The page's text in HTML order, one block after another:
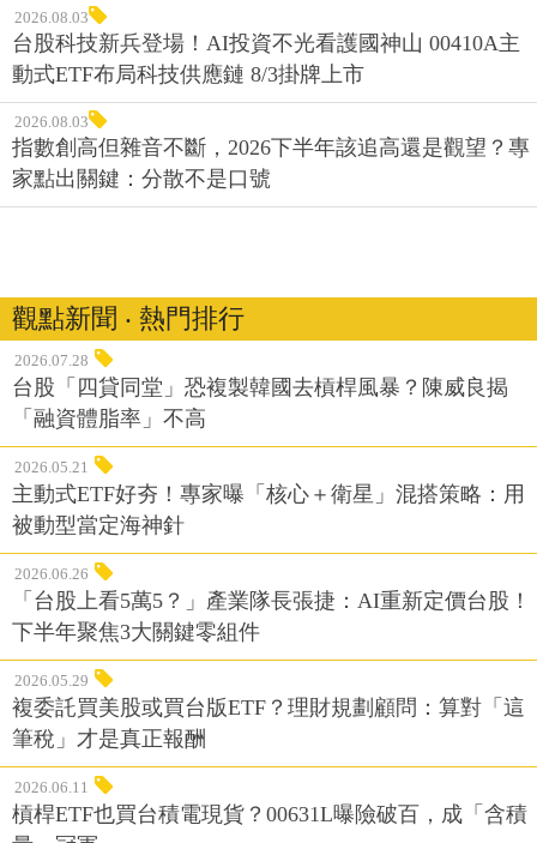
2026.08.03
台股科技新兵登場！AI投資不光看護國神山 00410A主
動式ETF布局科技供應鏈 8/3掛牌上市
2026.08.03
指數創高但雜音不斷，2026下半年該追高還是觀望？專
家點出關鍵：分散不是口號
觀點新聞 ‧ 熱門排行
2026.07.28
台股「四貸同堂」恐複製韓國去槓桿風暴？陳威良揭
「融資體脂率」不高
2026.05.21
主動式ETF好夯！專家曝「核心＋衛星」混搭策略：用
被動型當定海神針
2026.06.26
「台股上看5萬5？」產業隊長張捷：AI重新定價台股！
下半年聚焦3大關鍵零組件
2026.05.29
複委託買美股或買台版ETF？理財規劃顧問：算對「這
筆稅」才是真正報酬
2026.06.11
槓桿ETF也買台積電現貨？00631L曝險破百，成「含積